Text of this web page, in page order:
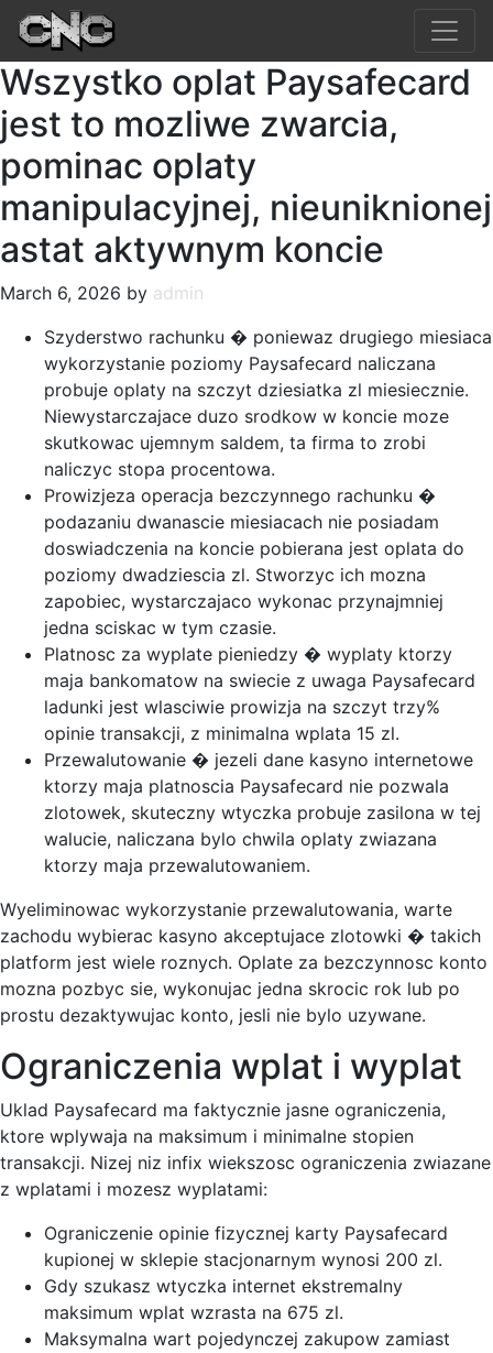
Wszystko oplat Paysafecard
jest to mozliwe zwarcia,
pominac oplaty
manipulacyjnej, nieuniknionej
astat aktywnym koncie
March 6, 2026 by admin
Szyderstwo rachunku � poniewaz drugiego miesiaca
wykorzystanie poziomy Paysafecard naliczana
probuje oplaty na szczyt dziesiatka zl miesiecznie.
Niewystarczajace duzo srodkow w koncie moze
skutkowac ujemnym saldem, ta firma to zrobi
naliczyc stopa procentowa.
Prowizjeza operacja bezczynnego rachunku �
podazaniu dwanascie miesiacach nie posiadam
doswiadczenia na koncie pobierana jest oplata do
poziomy dwadziescia zl. Stworzyc ich mozna
zapobiec, wystarczajaco wykonac przynajmniej
jedna sciskac w tym czasie.
Platnosc za wyplate pieniedzy � wyplaty ktorzy
maja bankomatow na swiecie z uwaga Paysafecard
ladunki jest wlasciwie prowizja na szczyt trzy%
opinie transakcji, z minimalna wplata 15 zl.
Przewalutowanie � jezeli dane kasyno internetowe
ktorzy maja platnoscia Paysafecard nie pozwala
zlotowek, skuteczny wtyczka probuje zasilona w tej
walucie, naliczana bylo chwila oplaty zwiazana
ktorzy maja przewalutowaniem.
Wyeliminowac wykorzystanie przewalutowania, warte
zachodu wybierac kasyno akceptujace zlotowki � takich
platform jest wiele roznych. Oplate za bezczynnosc konto
mozna pozbyc sie, wykonujac jedna skrocic rok lub po
prostu dezaktywujac konto, jesli nie bylo uzywane.
Ograniczenia wplat i wyplat
Uklad Paysafecard ma faktycznie jasne ograniczenia,
ktore wplywaja na maksimum i minimalne stopien
transakcji. Nizej niz infix wiekszosc ograniczenia zwiazane
z wplatami i mozesz wyplatami:
Ograniczenie opinie fizycznej karty Paysafecard
kupionej w sklepie stacjonarnym wynosi 200 zl.
Gdy szukasz wtyczka internet ekstremalny
maksimum wplat wzrasta na 675 zl.
Maksymalna wart pojedynczej zakupow zamiast